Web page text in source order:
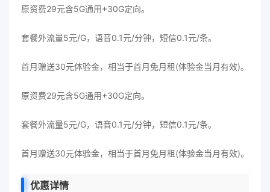
原资费29元含5G通用+30G定向。
套餐外流量5元/G，语音0.1元/分钟，短信0.1元/条。
首月赠送30元体验金，相当于首月免月租(体验金当月有效)。
原资费29元含5G通用+30G定向。
套餐外流量5元/G，语音0.1元/分钟，短信0.1元/条。
首月赠送30元体验金，相当于首月免月租(体验金当月有效)。
优惠详情